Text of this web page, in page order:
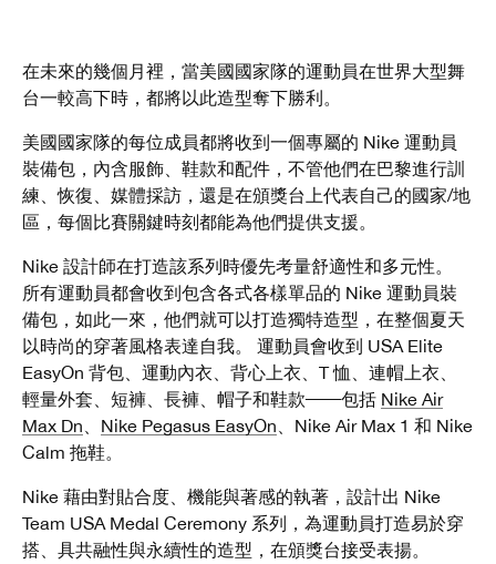
在未來的幾個月裡，當美國國家隊的運動員在世界大型舞
台一較高下時，都將以此造型奪下勝利。
美國國家隊的每位成員都將收到一個專屬的 Nike 運動員
裝備包，內含服飾、鞋款和配件，不管他們在巴黎進行訓
練、恢復、媒體採訪，還是在頒獎台上代表自己的國家/地
區，每個比賽關鍵時刻都能為他們提供支援。
Nike 設計師在打造該系列時優先考量舒適性和多元性。
所有運動員都會收到包含各式各樣單品的 Nike 運動員裝
備包，如此一來，他們就可以打造獨特造型，在整個夏天
以時尚的穿著風格表達自我。 運動員會收到 USA Elite
EasyOn 背包、運動內衣、背心上衣、T 恤、連帽上衣、
輕量外套、短褲、長褲、帽子和鞋款──包括 Nike Air
Max Dn
Nike Pegasus EasyOn 、Nike Air Max 1 和 Nike
Calm 拖鞋。
Nike 藉由對貼合度、機能與著感的執著，設計出 Nike
Team USA Medal Ceremony 系列，為運動員打造易於穿
搭、具共融性與永續性的造型，在頒獎台接受表揚。